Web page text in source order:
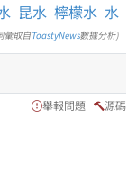
昆水 檸檬水 水
彙取自ToastyNews數據分析)
舉報問題 源碼